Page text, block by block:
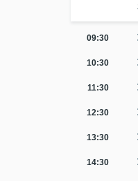
09:30
10:30
11:30
12:30
13:30
14:30